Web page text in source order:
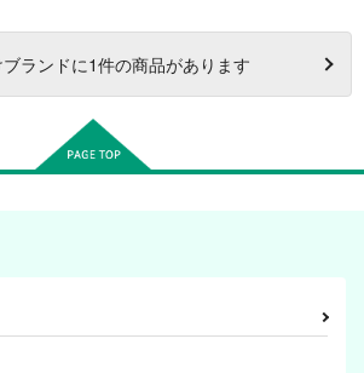
ランドに1件の商品があります